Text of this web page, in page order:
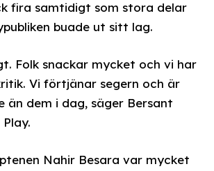
fira samtidigt som stora delar
buade ut sitt lag.
Folk snackar mycket och vi har
Vi förtjänar segern och är
än dem i dag, säger Bersant
Nahir Besara var mycket